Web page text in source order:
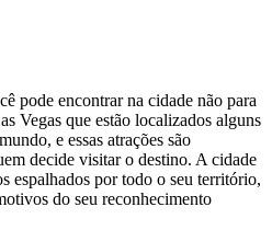
pode encontrar na cidade não para
Vegas que estão localizados alguns
e essas atrações são
decide visitar o destino. A cidade
espalhados por todo o seu território,
do seu reconhecimento